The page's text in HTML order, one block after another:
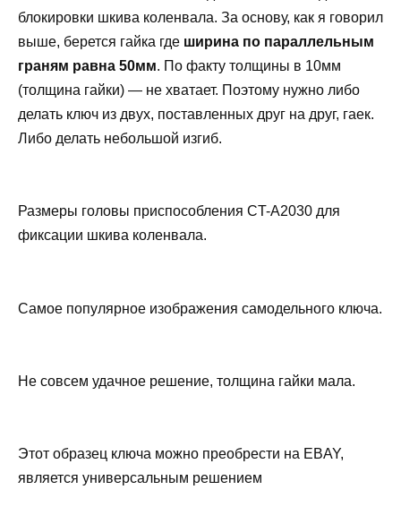
блокировки шкива коленвала. За основу, как я говорил
выше, берется гайка где ширина по параллельным
граням равна 50мм. По факту толщины в 10мм
(толщина гайки) — не хватает. Поэтому нужно либо
делать ключ из двух, поставленных друг на друг, гаек.
Либо делать небольшой изгиб.
Размеры головы приспособления CT-A2030 для
фиксации шкива коленвала.
Самое популярное изображения самодельного ключа.
Не совсем удачное решение, толщина гайки мала.
Этот образец ключа можно преобрести на EBAY,
является универсальным решением